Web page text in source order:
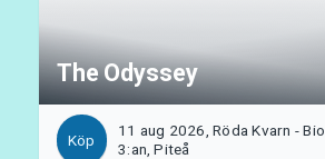
The Odyssey
Köp
11 aug 2026, Röda Kvarn - Bio
3:an, Piteå